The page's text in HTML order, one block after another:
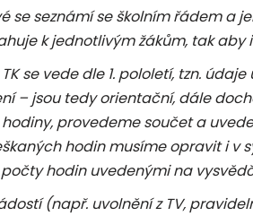
se seznámí se školním řádem a
k jednotlivým žákům, tak
se vede dle 1. pololetí, tzn.
– jsou tedy orientační, dále
provedeme součet a
hodin musíme opravit i v
hodin uvedenými na
(např. uvolnění z TV,